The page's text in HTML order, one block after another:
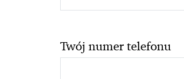
Twój numer telefonu